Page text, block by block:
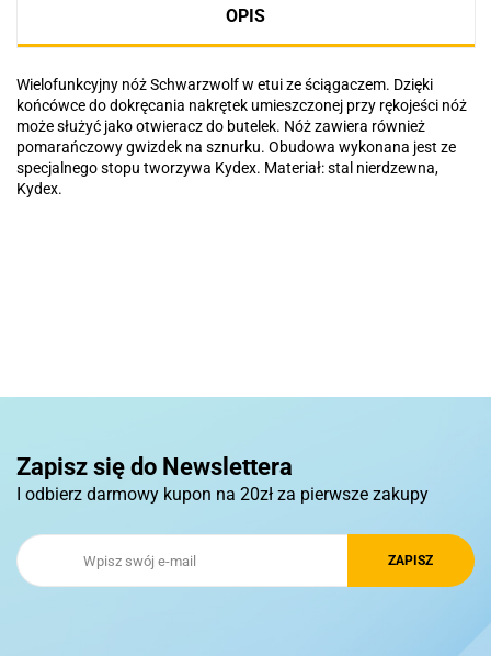
OPIS
Wielofunkcyjny nóż Schwarzwolf w etui ze ściągaczem. Dzięki
końcówce do dokręcania nakrętek umieszczonej przy rękojeści nóż
może służyć jako otwieracz do butelek. Nóż zawiera również
pomarańczowy gwizdek na sznurku. Obudowa wykonana jest ze
specjalnego stopu tworzywa Kydex. Materiał: stal nierdzewna,
Kydex.
Royal Design
Zapisz się do Newslettera
I odbierz darmowy kupon na 20zł za pierwsze zakupy